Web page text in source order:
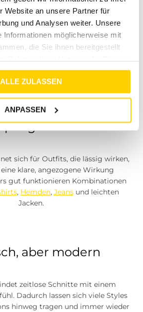
Website an unsere Partner für
und Analysen weiter. Unsere
Informationen möglicherweise mit
die Sie ihnen bereitgestellt
ALLE ZULASSEN
ANPASSEN
Tommy Hilfigerbringt einen
Stil mit, der sich im Alltag leicht
Typisch ist eine Mischung aus
klaren Farben, klassischen
entspannten Anlässen passen.
Casual-Looks
sich für Outfits, die lässig wirken,
klare, angezogene Wirkung
gut funktionieren Kombinationen
, Hemden, Jeansund leichten
Jacken.
aber modern
zeitlose Schnitte mit einem
Dadurch lassen sich viele Styles
hinweg tragen und immer wieder